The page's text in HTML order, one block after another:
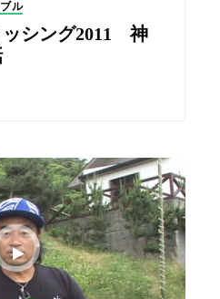
ル
ッシング2011 神